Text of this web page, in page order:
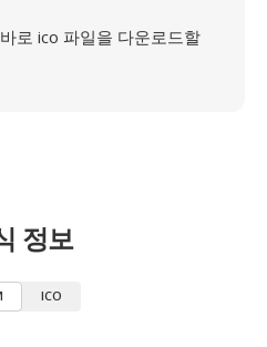
로 ico 파일을 다운로드할
정보
ICO